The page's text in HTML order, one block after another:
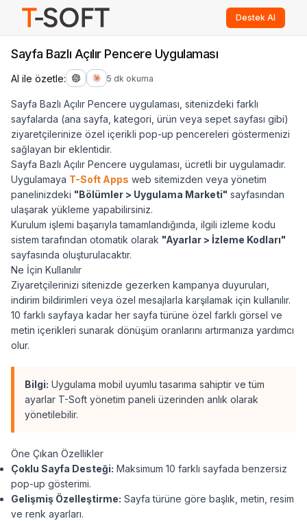
Destek Al
Sayfa Bazlı Açılır Pencere Uygulaması
AI ile özetle: 5 dk okuma
Sayfa Bazlı Açılır Pencere uygulaması, sitenizdeki farklı
sayfalarda (ana sayfa, kategori, ürün veya sepet sayfası gibi)
ziyaretçilerinize özel içerikli pop-up pencereleri göstermenizi
sağlayan bir eklentidir.
Sayfa Bazlı Açılır Pencere uygulaması, ücretli bir uygulamadır.
Uygulamaya T-Soft Apps web sitemizden veya yönetim
panelinizdeki "Bölümler > Uygulama Marketi" sayfasından
ulaşarak yükleme yapabilirsiniz.
Kurulum işlemi başarıyla tamamlandığında, ilgili izleme kodu
sistem tarafından otomatik olarak "Ayarlar > İzleme Kodları"
sayfasında oluşturulacaktır.
Ne İçin Kullanılır
Ziyaretçilerinizi sitenizde gezerken kampanya duyuruları,
indirim bildirimleri veya özel mesajlarla karşılamak için kullanılır.
10 farklı sayfaya kadar her sayfa türüne özel farklı görsel ve
metin içerikleri sunarak dönüşüm oranlarını artırmanıza yardımcı
olur.
Bilgi: Uygulama mobil uyumlu tasarıma sahiptir ve tüm
ayarlar T-Soft yönetim paneli üzerinden anlık olarak
yönetilebilir.
Öne Çıkan Özellikler
Çoklu Sayfa Desteği: Maksimum 10 farklı sayfada benzersiz
pop-up gösterimi.
Gelişmiş Özelleştirme: Sayfa türüne göre başlık, metin, resim
ve renk ayarları.